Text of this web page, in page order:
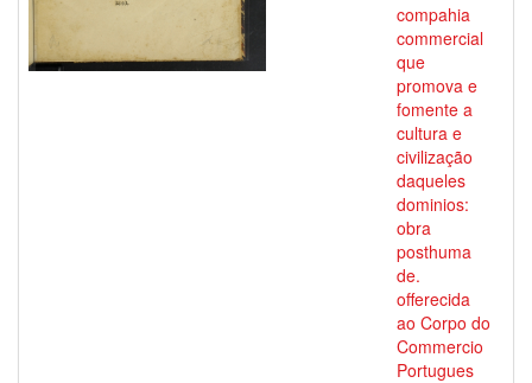
compahia
commercial
que
promova e
fomente a
cultura e
civilização
daqueles
dominios:
obra
posthuma
de.
offerecida
ao Corpo do
Commercio
Portugues